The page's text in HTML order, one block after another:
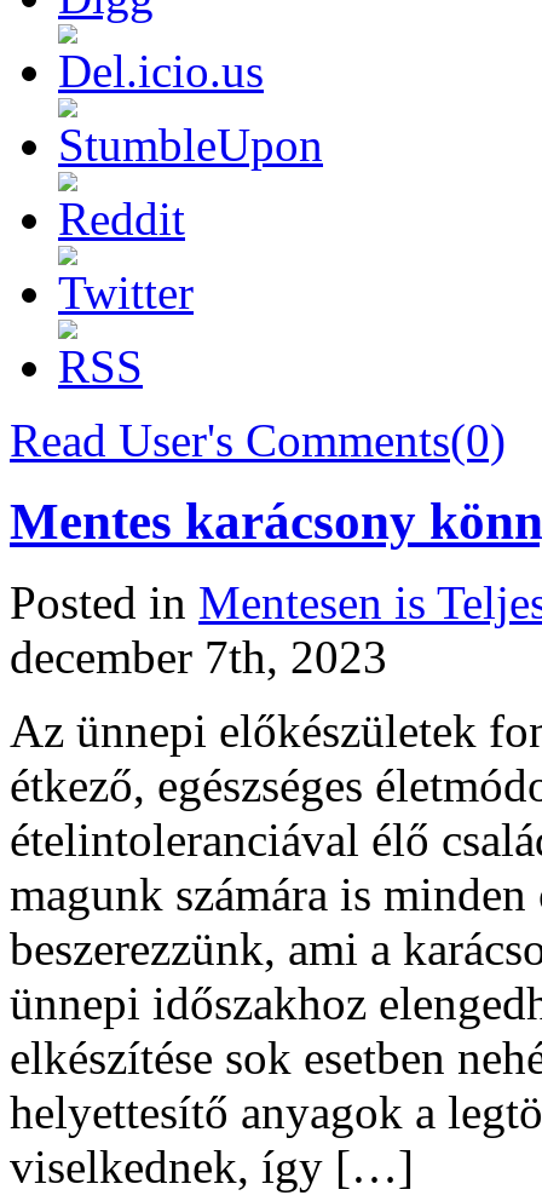
Read User's Comments(0)
Mentes karácsony
Posted in Mentesen is
december 7th, 2023
Az ünnepi előkészületek
étkező, egészséges
ételintoleranciával élő
magunk számára is
beszerezzünk, ami a
ünnepi időszakhoz
elkészítése sok esetben
helyettesítő anyagok a
viselkednek, így […]